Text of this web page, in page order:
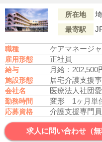
所在地
最寄駅
職種 ケアマネージ
雇用形態 正社員
給与 月給：202,500
施設形態 居宅介護支援
会社名 医療法人社団
勤務時間 変形 1ヶ月単
応募資格
求人に問い合わせ（無